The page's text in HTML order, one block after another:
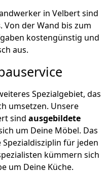
in Velbert sind
. Von der Wand bis zum
kostengünstig und
aus.
Spezialgebiet, das
umsetzen. Unsere
sind ausgebildete
um Deine Möbel. Das
für jeden
kümmern sich
um Deine Küche.